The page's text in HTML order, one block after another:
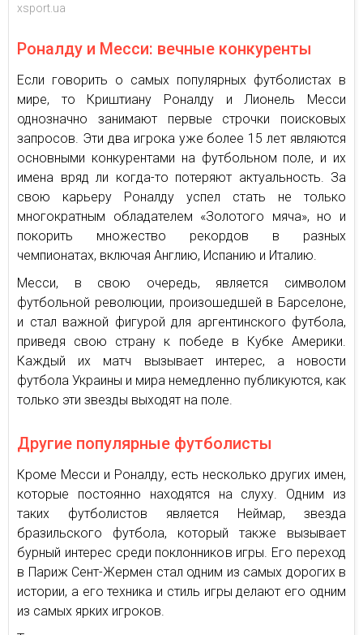
xsport.ua
Роналду и Месси: вечные конкуренты
Если говорить о самых популярных футболистах в
мире, то Криштиану Роналду и Лионель Месси
однозначно занимают первые строчки поисковых
запросов. Эти два игрока уже более 15 лет являются
основными конкурентами на футбольном поле, и их
имена вряд ли когда-то потеряют актуальность. За
свою карьеру Роналду успел стать не только
многократным обладателем «Золотого мяча», но и
покорить множество рекордов в разных
чемпионатах, включая Англию, Испанию и Италию.
Месси, в свою очередь, является символом
футбольной революции, произошедшей в Барселоне,
и стал важной фигурой для аргентинского футбола,
приведя свою страну к победе в Кубке Америки.
Каждый их матч вызывает интерес, а новости
футбола Украины и мира немедленно публикуются, как
только эти звезды выходят на поле.
Другие популярные футболисты
Кроме Месси и Роналду, есть несколько других имен,
которые постоянно находятся на слуху. Одним из
таких футболистов является Неймар, звезда
бразильского футбола, который также вызывает
бурный интерес среди поклонников игры. Его переход
в Париж Сент-Жермен стал одним из самых дорогих в
истории, а его техника и стиль игры делают его одним
из самых ярких игроков.